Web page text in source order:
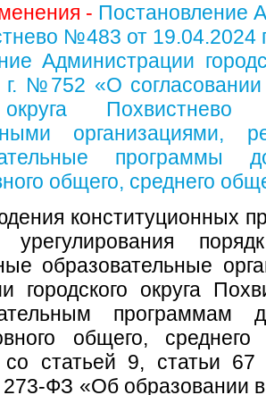
- Постановление
№483 от 19.04.2024
Администрации
г. №752 «О согласовании
округа Похвистнево
организациями,
программы
общего, среднего
конституционных
урегулирования
образовательные
городского округа
программам
общего,
со статьей 9, статьи
ФЗ «Об образовании